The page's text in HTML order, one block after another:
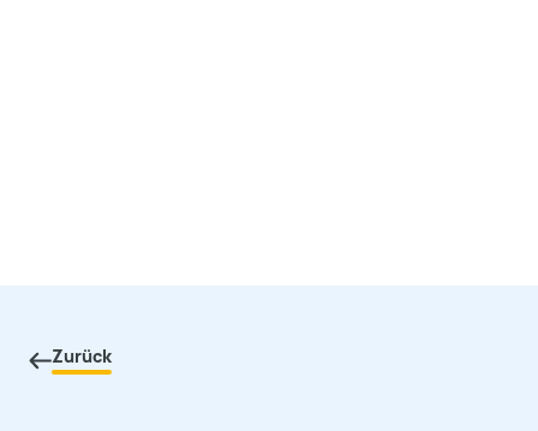
Zurück